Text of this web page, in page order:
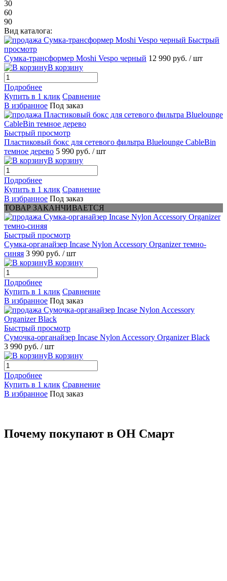
30
60
90
Вид каталога:
Быстрый
просмотр
Сумка-трансформер Moshi Vespo черный 12 990 руб. / шт
В корзину
Подробнее
Купить в 1 клик Сравнение
В избранное Под заказ
Быстрый просмотр
Пластиковый бокс для сетевого фильтра Bluelounge CableBin
темное дерево 5 990 руб. / шт
В корзину
Подробнее
Купить в 1 клик Сравнение
В избранное Под заказ
ТОВАР ЗАКАНЧИВАЕТСЯ
Быстрый просмотр
Сумка-органайзер Incase Nylon Accessory Organizer темно-
синяя 3 990 руб. / шт
В корзину
Подробнее
Купить в 1 клик Сравнение
В избранное Под заказ
Быстрый просмотр
Сумочка-органайзер Incase Nylon Accessory Organizer Black
3 990 руб. / шт
В корзину
Подробнее
Купить в 1 клик Сравнение
В избранное Под заказ
Почему покупают в ОН Смарт